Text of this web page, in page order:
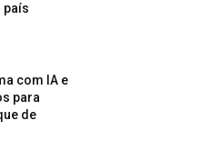
país
com IA e
para
de